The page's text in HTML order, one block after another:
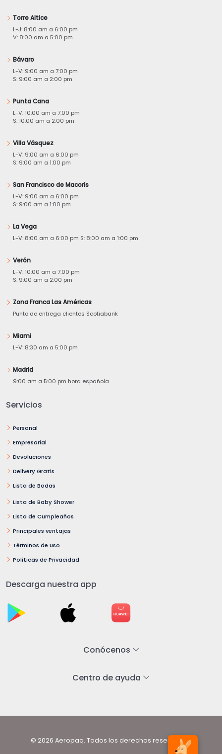
Torre Altice
L-J: 8:00 am a 6:00 pm
V: 8:00 am a 5:00 pm
Bávaro
L-V: 9:00 am a 7:00 pm
S: 9:00 am a 2:00 pm
Punta Cana
L-V: 10:00 am a 7:00 pm
S: 10:00 am a 2:00 pm
Villa Vásquez
L-V: 9:00 am a 6:00 pm
S: 9:00 am a 1:00 pm
San Francisco de Macorís
L-V: 9:00 am a 6:00 pm
S: 9:00 am a 1:00 pm
La Vega
L-V: 8:00 am a 6:00 pm S: 8:00 am a 1:00 pm
Verón
L-V: 10:00 am a 7:00 pm
S: 9:00 am a 2:00 pm
Zona Franca Las Américas
Punto de entrega clientes Scotiabank
Miami
L-V: 8:30 am a 5:00 pm
Madrid
9:00 am a 5:00 pm hora española
Servicios
Personal
Empresarial
Devoluciones
Delivery Gratis
Lista de Bodas
Lista de Baby Shower
Lista de Cumpleaños
Principales ventajas
Términos de uso
Políticas de Privacidad
Descarga nuestra app
Conócenos
Centro de ayuda
© 2026 Aeropaq. Todos los derechos reservados.